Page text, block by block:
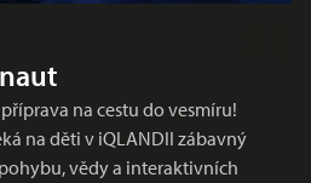
na cestu do vesmíru!
na děti v iQLANDII zábavný
vědy a interaktivních